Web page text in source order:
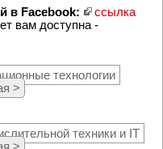
в Facebook:
ссылка
вам доступна -
технологии
>
техники и IT
>